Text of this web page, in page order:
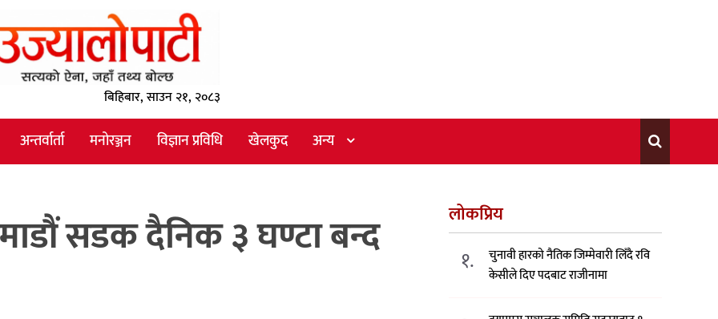
बिहिबार, साउन २१, २०८३
अन्तर्वार्ता मनोरञ्जन विज्ञान प्रविधि खेलकुद अन्य
सडक दैनिक ३ घण्टा बन्द लोकप्रिय
१.
चुनावी हारको नैतिक जिम्मेवारी लिँदै रवि
केसीले दिए पदबाट राजीनामा